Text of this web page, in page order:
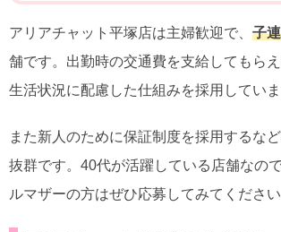
アリアチャット平塚店は主婦歓迎で、 子
舗です。出勤時の交通費を支給してもら
生活状況に配慮した仕組みを採用していま
また新人のために保証制度を採用するな
抜群です。40代が活躍している店舗なの
ルマザーの方はぜひ応募してみてください